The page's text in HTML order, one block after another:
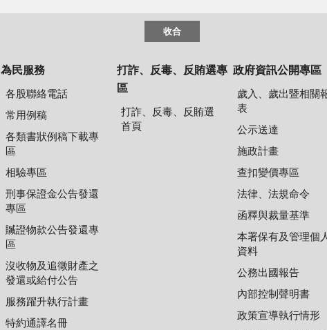
收合
為民服務
各股聯絡電話
常用例稿
各類書狀例稿下載專
區
相驗專區
刑事保證金公告發還
專區
贓證物款公告發還專
區
沒收物及追徵財產之
發還或給付公告
服務躍升執行計畫
特約通譯名冊
打詐、反毒、反賄選專
區
打詐、反毒、反賄選
首頁
政府資訊公開專區
歲入、歲出暨相關
表
公示送達
施政計畫
查扣變價專區
法律、法規命令
函釋與裁量基準
本署保有及管理個
資料
公務出國報告
內部控制聲明書
政策宣導執行情形